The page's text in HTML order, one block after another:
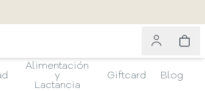
Alimentación
y
Lactancia
Giftcard Blog